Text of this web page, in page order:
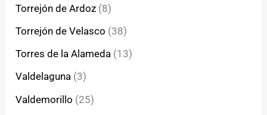
Torrejón de Ardoz (8)
Torrejón de Velasco (38)
Torres de la Alameda (13)
Valdelaguna (3)
Valdemorillo (25)